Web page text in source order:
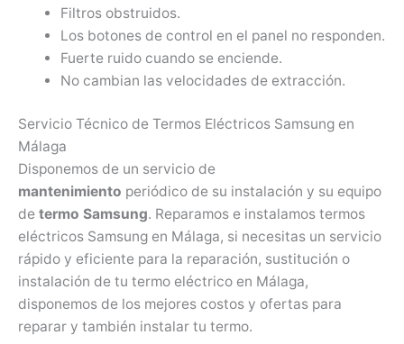
Filtros obstruidos.
Los botones de control en el panel no responden.
Fuerte ruido cuando se enciende.
No cambian las velocidades de extracción.
Servicio Técnico de Termos Eléctricos Samsung en
Málaga
Disponemos de un servicio de
mantenimiento periódico de su instalación y su equipo
de termo Samsung. Reparamos e instalamos termos
eléctricos Samsung en Málaga, si necesitas un servicio
rápido y eficiente para la reparación, sustitución o
instalación de tu termo eléctrico en Málaga,
disponemos de los mejores costos y ofertas para
reparar y también instalar tu termo.